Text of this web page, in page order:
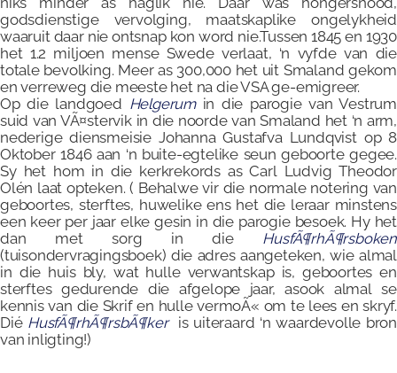
godsdienstige vervolging, maatskaplike ongelykheid
waaruit daar nie ontsnap kon word nie.Tussen 1845 en 1930
het 1.2 miljoen mense Swede verlaat, ‘n vyfde van die
totale bevolking. Meer as 300,000 het uit Smaland gekom
en verreweg die meeste het na die VSA ge-emigreer.
Op die landgoed Helgerumin die parogie van Vestrum
suid van VÃ¤stervik in die noorde van Smaland het ‘n arm,
nederige diensmeisie Johanna Gustafva Lundqvist op 8
Oktober 1846 aan ‘n buite-egtelike seun geboorte gegee.
Sy het hom in die kerkrekords as Carl Ludvig Theodor
Olén laat opteken. ( Behalwe vir die normale notering van
geboortes, sterftes, huwelike ens het die leraar minstens
een keer per jaar elke gesin in die parogie besoek. Hy het
dan met sorg in die HusfÃ¶rhÃ¶rsboken
(tuisondervragingsboek) die adres aangeteken, wie almal
in die huis bly, wat hulle verwantskap is, geboortes en
sterftes gedurende die afgelope jaar, asook almal se
kennis van die Skrif en hulle vermoÃ« om te lees en skryf.
Dié HusfÃ¶rhÃ¶rsbÃ¶keris uiteraard ‘n waardevolle bron
van inligting!)